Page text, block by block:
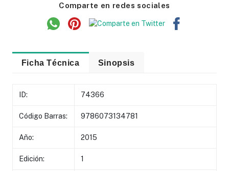
Comparte en redes sociales
Ficha Técnica Sinopsis
ID: 74366
Código Barras: 9786073134781
Año: 2015
Edición: 1